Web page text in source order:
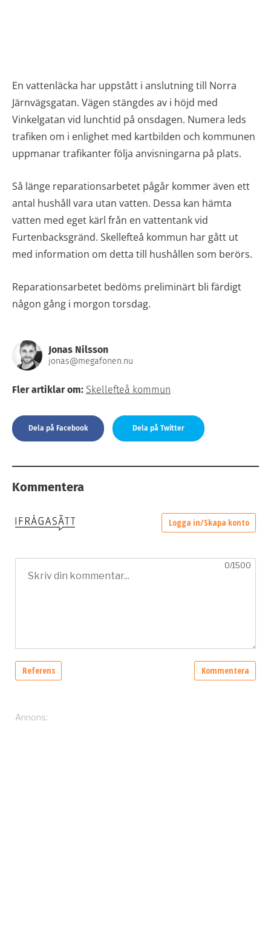
En vattenläcka har uppstått i anslutning till Norra
Järnvägsgatan. Vägen stängdes av i höjd med
Vinkelgatan vid lunchtid på onsdagen. Numera leds
trafiken om i enlighet med kartbilden och kommunen
uppmanar trafikanter följa anvisningarna på plats.
Så länge reparationsarbetet pågår kommer även ett
antal hushåll vara utan vatten. Dessa kan hämta
vatten med eget kärl från en vattentank vid
Furtenbacksgränd. Skellefteå kommun har gått ut
med information om detta till hushållen som berörs.
Reparationsarbetet bedöms preliminärt bli färdigt
någon gång i morgon torsdag.
Jonas Nilsson
jonas@megafonen.nu
Fler artiklar om: Skellefteå kommun
Dela på Facebook Dela på Twitter
Kommentera